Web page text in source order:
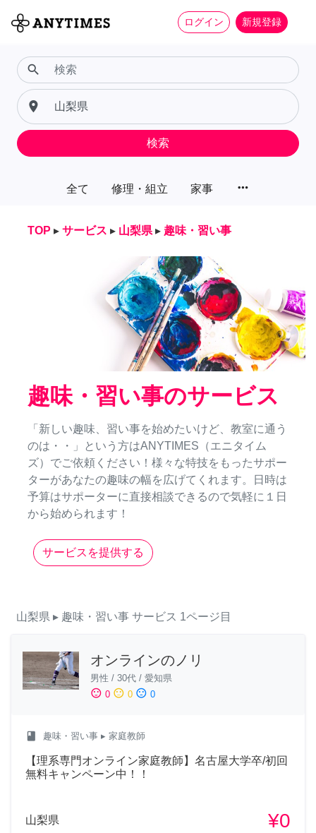
ログイン 新規登録
全て 修理・組立 家事 more_horiz
search
place
検索
TOP ▸ サービス ▸ 山梨県 ▸ 趣味・習い事
趣味・習い事のサービス
「新しい趣味、習い事を始めたいけど、教室に通う
のは・・」という方はANYTIMES（エニタイム
ズ）でご依頼ください！様々な特技をもったサポー
ターがあなたの趣味の幅を広げてくれます。日時は
予算はサポーターに直接相談できるので気軽に１日
から始められます！
サービスを提供する
山梨県 ▸ 趣味・習い事 サービス 1ページ目
オンラインのノリ
男性 / 30代 / 愛知県
sentiment_satisfied 0 sentiment_neutral 0 sentiment_dissatisfied 0
class 趣味・習い事 ▸ 家庭教師
【理系専門オンライン家庭教師】名古屋大学卒/初回
無料キャンペーン中！！
山梨県 ¥0